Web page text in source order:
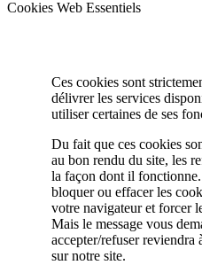
Cookies Web Essentiels
Ces cookies sont
délivrer les services
utiliser certaines de ses
Du fait que ces cookies
au bon rendu du site, les
la façon dont il
bloquer ou effacer les
votre navigateur et forcer
Mais le message vous
accepter/refuser reviendra
sur notre site.